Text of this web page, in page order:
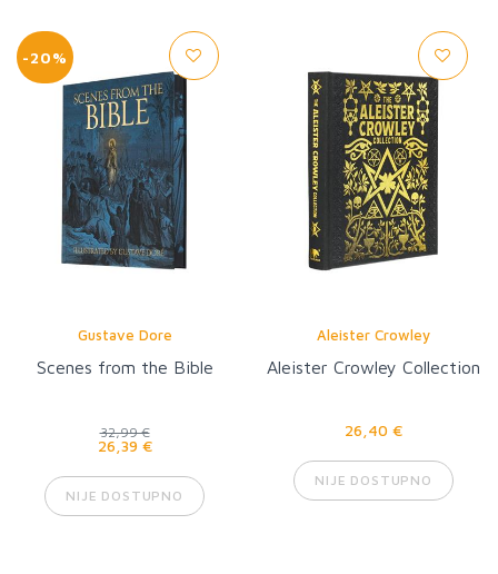
-20%
Gustave Dore
Scenes from the Bible
32,99 €
26,39 €
NIJE DOSTUPNO
Aleister Crowley
Aleister Crowley Collection
26,40 €
NIJE DOSTUPNO